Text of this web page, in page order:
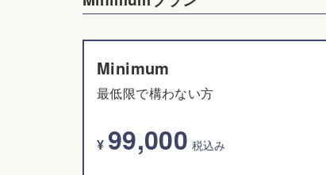
Minimum
最低限で構わない方
¥ 99,000 税込み